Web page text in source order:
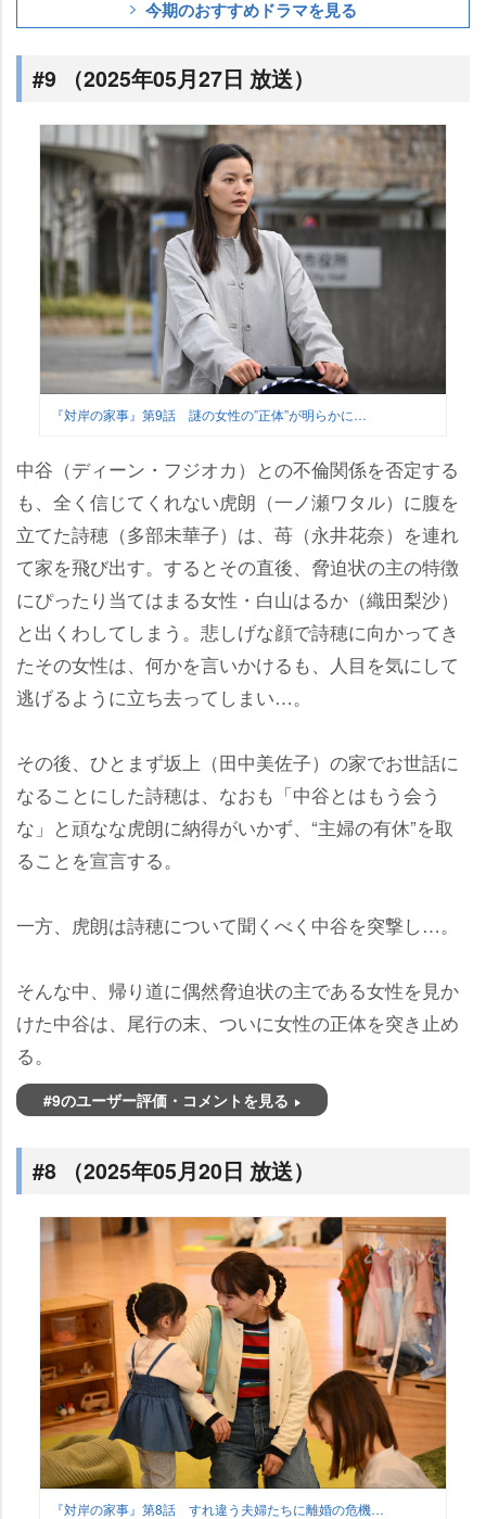
今期のおすすめドラマを見る
#9 （2025年05月27日 放送）
『対岸の家事』第9話 謎の女性の”正体”が明らかに…
中谷（ディーン・フジオカ）との不倫関係を否定する
も、全く信じてくれない虎朗（一ノ瀬ワタル）に腹を
立てた詩穂（多部未華子）は、苺（永井花奈）を連れ
て家を飛び出す。するとその直後、脅迫状の主の特徴
にぴったり当てはまる女性・白山はるか（織田梨沙）
と出くわしてしまう。悲しげな顔で詩穂に向かってき
たその女性は、何かを言いかけるも、人目を気にして
逃げるように立ち去ってしまい…。
その後、ひとまず坂上（田中美佐子）の家でお世話に
なることにした詩穂は、なおも「中谷とはもう会う
な」と頑なな虎朗に納得がいかず、“主婦の有休”を取
ることを宣言する。
一方、虎朗は詩穂について聞くべく中谷を突撃し…。
そんな中、帰り道に偶然脅迫状の主である女性を見か
けた中谷は、尾行の末、ついに女性の正体を突き止め
る。
#9のユーザー評価・コメントを見る
#8 （2025年05月20日 放送）
『対岸の家事』第8話 すれ違う夫婦たちに離婚の危機…